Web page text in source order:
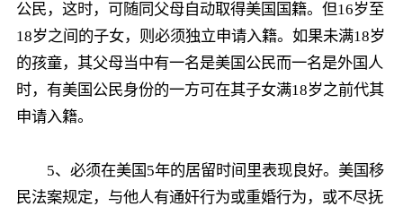
公民，这时，可随同父母自动取得美国国籍。但16岁至
18岁之间的子女，则必须独立申请入籍。如果未满18岁
的孩童，其父母当中有一名是美国公民而一名是外国人
时，有美国公民身份的一方可在其子女满18岁之前代其
申请入籍。
5、必须在美国5年的居留时间里表现良好。美国移
民法案规定，与他人有通奸行为或重婚行为，或不尽抚